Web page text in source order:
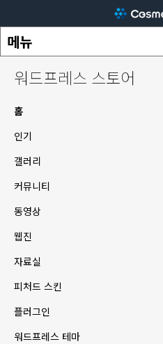
워드프레스 스토어
홈
인기
갤러리
커뮤니티
동영상
웹진
자료실
피처드 스킨
플러그인
워드프레스 테마